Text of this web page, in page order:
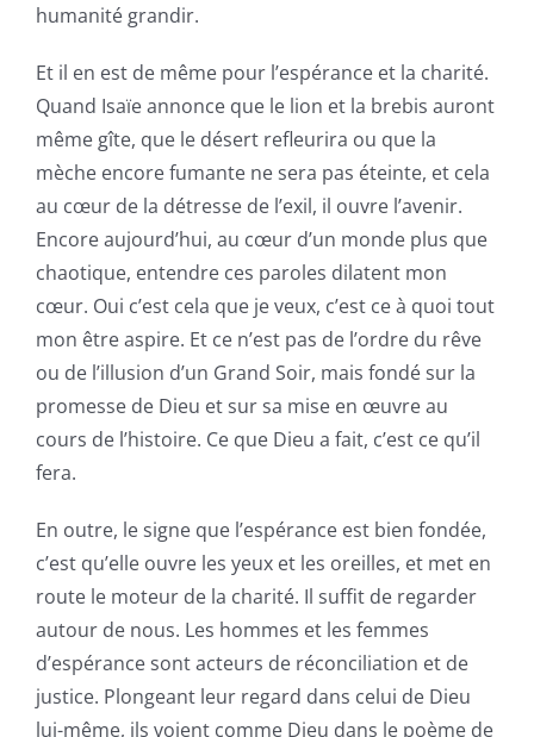
humanité grandir.
Et il en est de même pour l’espérance et la charité.
Quand Isaïe annonce que le lion et la brebis auront
même gîte, que le désert refleurira ou que la
mèche encore fumante ne sera pas éteinte, et cela
au cœur de la détresse de l’exil, il ouvre l’avenir.
Encore aujourd’hui, au cœur d’un monde plus que
chaotique, entendre ces paroles dilatent mon
cœur. Oui c’est cela que je veux, c’est ce à quoi tout
mon être aspire. Et ce n’est pas de l’ordre du rêve
ou de l’illusion d’un Grand Soir, mais fondé sur la
promesse de Dieu et sur sa mise en œuvre au
cours de l’histoire. Ce que Dieu a fait, c’est ce qu’il
fera.
En outre, le signe que l’espérance est bien fondée,
c’est qu’elle ouvre les yeux et les oreilles, et met en
route le moteur de la charité. Il suffit de regarder
autour de nous. Les hommes et les femmes
d’espérance sont acteurs de réconciliation et de
justice. Plongeant leur regard dans celui de Dieu
lui-même, ils voient comme Dieu dans le poème de